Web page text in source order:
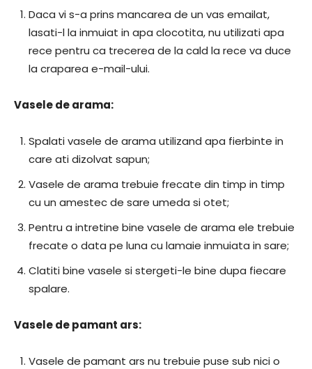
Daca vi s-a prins mancarea de un vas emailat,
lasati-l la inmuiat in apa clocotita, nu utilizati apa
rece pentru ca trecerea de la cald la rece va duce
la craparea e-mail-ului.
Vasele de arama:
Spalati vasele de arama utilizand apa fierbinte in
care ati dizolvat sapun;
Vasele de arama trebuie frecate din timp in timp
cu un amestec de sare umeda si otet;
Pentru a intretine bine vasele de arama ele trebuie
frecate o data pe luna cu lamaie inmuiata in sare;
Clatiti bine vasele si stergeti-le bine dupa fiecare
spalare.
Vasele de pamant ars:
Vasele de pamant ars nu trebuie puse sub nici o